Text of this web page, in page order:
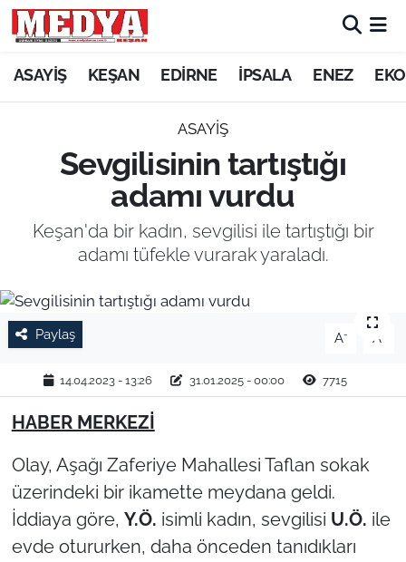
ASAYİŞ KEŞAN EDİRNE İPSALA ENEZ
ASAYİŞ
Sevgilisinin tartıştığı
adamı vurdu
Keşan'da bir kadın, sevgilisi ile tartıştığı bir
adamı tüfekle vurarak yaraladı.
Paylaş A- A
14.04.2023 - 13:26 31.01.2025 - 00:00 7715
HABER MERKEZİ
Olay, Aşağı Zaferiye Mahallesi Taflan sokak
üzerindeki bir ikamette meydana geldi.
İddiaya göre, Y.Ö. isimli kadın, sevgilisi U.Ö. ile
evde otururken, daha önceden tanıdıkları
KEŞAN
ASAYİŞ
SİYASET
GÜNDEM
EKONOMİ
SAĞLIK
EĞİTİM
KÜLTÜR SANAT
RESMİ İLAN